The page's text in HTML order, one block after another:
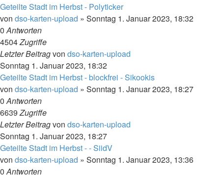
Geteilte Stadt im Herbst - Polyticker
von dso-karten-upload » Sonntag 1. Januar 2023, 18:32
0Antworten
4504Zugriffe
Letzter Beitragvon dso-karten-upload
Sonntag 1. Januar 2023, 18:32
Geteilte Stadt im Herbst - blockfrei - Sikookis
von dso-karten-upload » Sonntag 1. Januar 2023, 18:27
0Antworten
6639Zugriffe
Letzter Beitragvon dso-karten-upload
Sonntag 1. Januar 2023, 18:27
Geteilte Stadt im Herbst - - SiidV
von dso-karten-upload » Sonntag 1. Januar 2023, 13:36
0Antworten